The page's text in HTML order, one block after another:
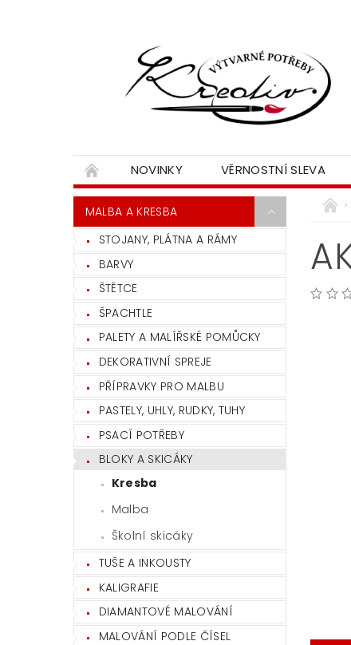
NOVINKY VĚRNOSTNÍ SLEVA
MALBA A KRESBA
STOJANY, PLÁTNA A RÁMY
BARVY
ŠTĚTCE
ŠPACHTLE
PALETY A MALÍŘSKÉ POMŮCKY
DEKORATIVNÍ SPREJE
PŘÍPRAVKY PRO MALBU
PASTELY, UHLY, RUDKY, TUHY
PSACÍ POTŘEBY
BLOKY A SKICÁKY
Kresba
Malba
Školní skicáky
TUŠE A INKOUSTY
KALIGRAFIE
DIAMANTOVÉ MALOVÁNÍ
MALOVÁNÍ PODLE ČÍSEL